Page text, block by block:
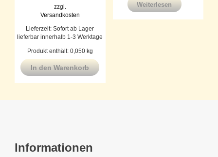
zzgl.
Versandkosten
Lieferzeit:Sofort ab Lager
lieferbar innerhalb 1-3 Werktage
Produkt enthält: 0,050 kg
In den Warenkorb
Weiterlesen
Informationen